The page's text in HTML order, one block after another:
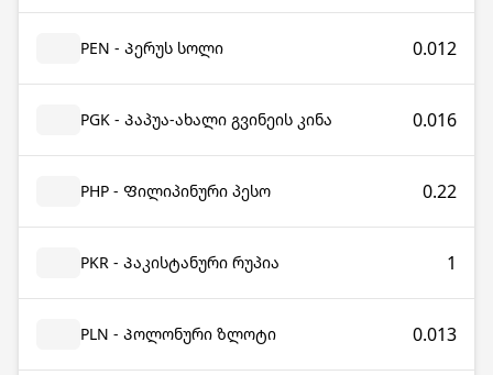
PEN - Პერუს სოლი 0.012
PGK - Პაპუა-ახალი გვინეის კინა 0.016
PHP - Ფილიპინური პესო 0.22
PKR - Პაკისტანური რუპია 1
PLN - Პოლონური ზლოტი 0.013